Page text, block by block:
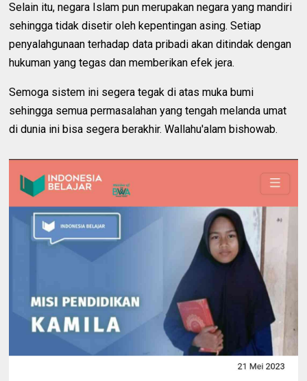
Selain itu, negara Islam pun merupakan negara yang mandiri
sehingga tidak disetir oleh kepentingan asing. Setiap
penyalahgunaan terhadap data pribadi akan ditindak dengan
hukuman yang tegas dan memberikan efek jera.
Semoga sistem ini segera tegak di atas muka bumi
sehingga semua permasalahan yang tengah melanda umat
di dunia ini bisa segera berakhir. Wallahu'alam bishowab.